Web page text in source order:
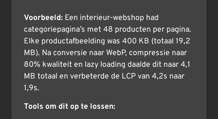
Voorbeeld: Een interieur-webshop had
categoriepagina’s met 48 producten per pagina.
Elke productafbeelding was 400 KB (totaal 19,2
MB). Na conversie naar WebP, compressie naar
80% kwaliteit en lazy loading daalde dit naar 4,1
MB totaal en verbeterde de LCP van 4,2s naar
1,9s.
Tools om dit op te lossen: